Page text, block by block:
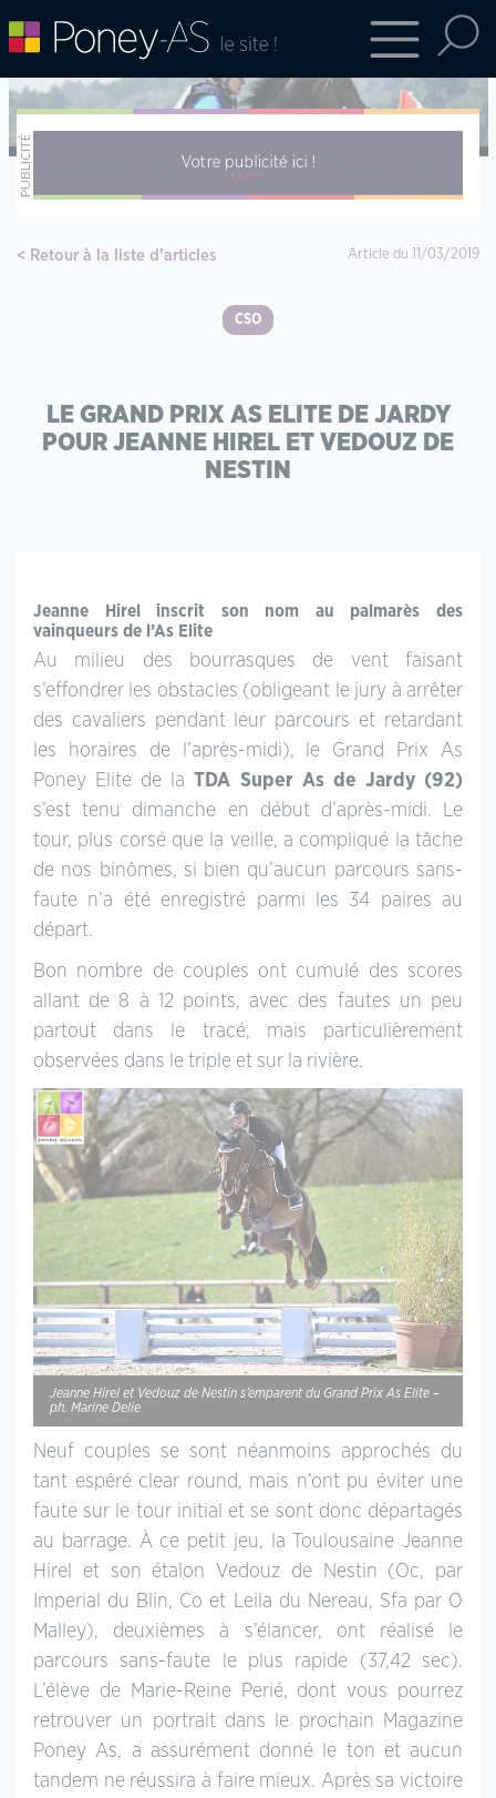
Retour à la liste d'articles Article du 11/03/2019
CSO
LE GRAND PRIX AS ELITE DE JARDY
POUR JEANNE HIREL ET VEDOUZ DE
NESTIN
Jeanne Hirel inscrit son nom au palmarès des
vainqueurs de l’As Elite
Au milieu des bourrasques de vent faisant
s’effondrer les obstacles (obligeant le jury à arrêter
des cavaliers pendant leur parcours et retardant
les horaires de l’après-midi), le Grand Prix As
Poney Elite de laTDA Super As de Jardy (92)
s’est tenu dimanche en début d’après-midi. Le
tour, plus corsé que la veille, a compliqué la tâche
de nos binômes, si bien qu’aucun parcours sans-
faute n’a été enregistré parmi les 34 paires au
départ.
Bon nombre de couples ont cumulé des scores
allant de 8 à 12 points, avec des fautes un peu
partout dans le tracé, mais particulièrement
observées dans le triple et sur la rivière.
Jeanne Hirel et Vedouz de Nestin s’emparent du Grand Prix As Elite –
ph. Marine Delie
Neuf couples se sont néanmoins approchés du
tant espéré clear round, mais n’ont pu éviter une
faute sur le tour initial et se sont donc départagés
au barrage. À ce petit jeu, la Toulousaine Jeanne
Hirel et son étalon Vedouz de Nestin (Oc, par
Imperial du Blin, Co et Leila du Nereau, Sfa par O
Malley), deuxièmes à s’élancer, ont réalisé le
parcours sans-faute le plus rapide (37,42 sec).
L’élève de Marie-Reine Perié, dont vous pourrez
retrouver un portrait dans le prochain Magazine
Poney As, a assurément donné le ton et aucun
tandem ne réussira à faire mieux. Après sa victoire